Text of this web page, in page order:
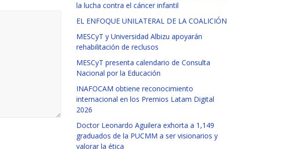
la lucha contra el cáncer infantil
EL ENFOQUE UNILATERAL DE LA COALICIÓN
MESCyT y Universidad Albizu apoyarán
rehabilitación de reclusos
MESCyT presenta calendario de Consulta
Nacional por la Educación
INAFOCAM obtiene reconocimiento
internacional en los Premios Latam Digital
2026
Doctor Leonardo Aguilera exhorta a 1,149
graduados de la PUCMM a ser visionarios y
valorar la ética